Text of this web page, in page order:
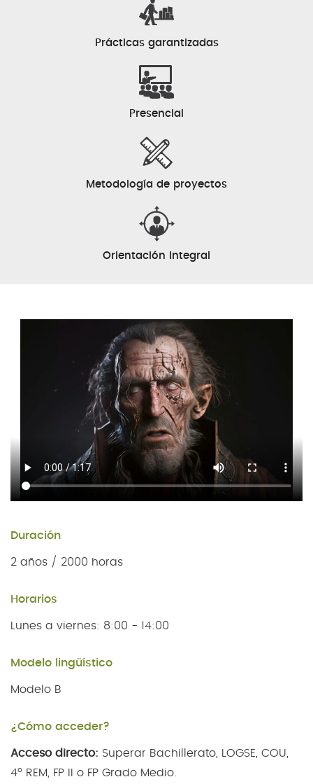
Prácticas garantizadas
Presencial
Metodología de proyectos
Orientación integral
Duración
2 años / 2000 horas
Horarios
Lunes a viernes: 8:00 - 14:00
Modelo lingüístico
Modelo B
¿Cómo acceder?
Acceso directo: Superar Bachillerato, LOGSE, COU,
4º REM, FP II o FP Grado Medio.